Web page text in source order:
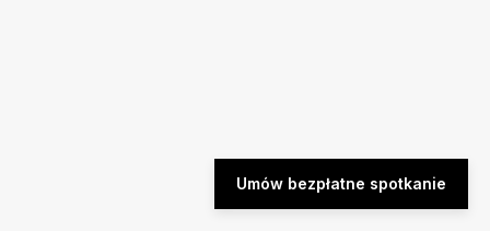
Umów bezpłatne spotkanie